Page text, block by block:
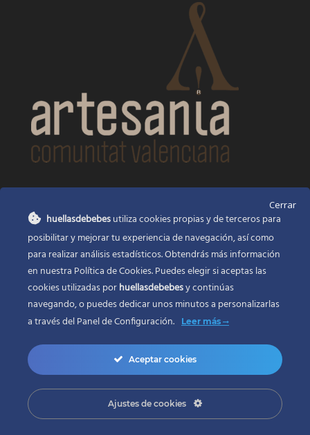
Huellas de bebés
Santa Ana, 22Alcasser Valencia 46290
625 120 591
info@huellasdebebes.com
Copyright 2017 | Todos los derechos reservados
Desarrollo web en ValenciaZONADEWEB |
Cerrar
huellasdebebesutiliza cookies propias y de terceros para
posibilitar y mejorar tu experiencia de navegación, así como
para realizar análisis estadísticos. Obtendrás más información
en nuestra Política de Cookies. Puedes elegir si aceptas las
cookies utilizadas porhuellasdebebesy continúas
navegando, o puedes dedicar unos minutos a personalizarlas
a través delPanel de Configuración. Leer más
Aceptar cookies
Ajustes de cookies